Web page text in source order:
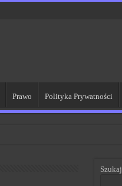
Prawo Polityka Prywatności
Szukaj